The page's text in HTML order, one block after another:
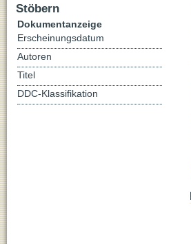
Stöbern
Dokumentanzeige
Erscheinungsdatum
Autoren
Titel
DDC-Klassifikation